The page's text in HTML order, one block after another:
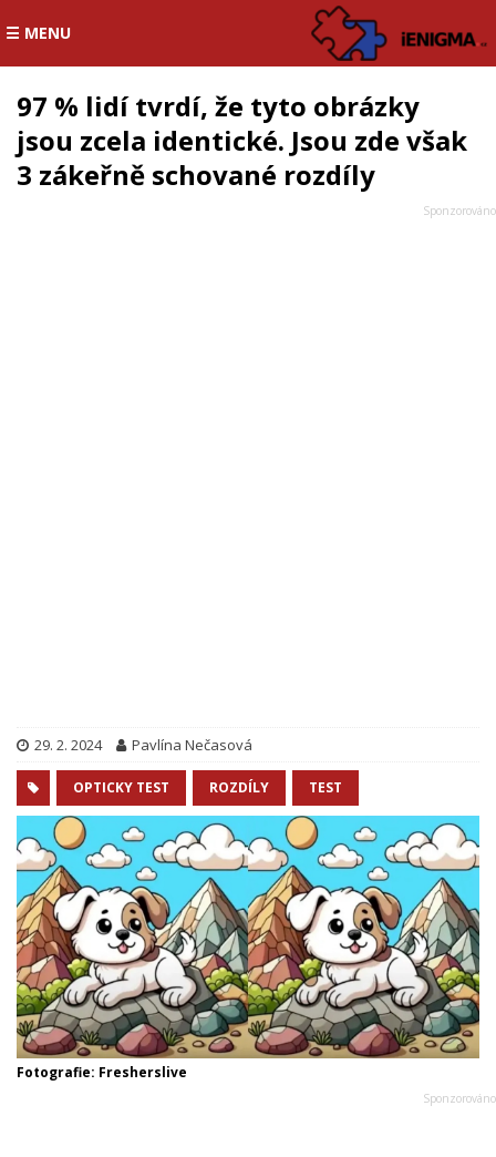
☰ MENU
97 % lidí tvrdí, že tyto obrázky
jsou zcela identické. Jsou zde však
3 zákeřně schované rozdíly
29. 2. 2024 Pavlína Nečasová
OPTICKY TEST ROZDÍLY TEST
Fotografie: Fresherslive